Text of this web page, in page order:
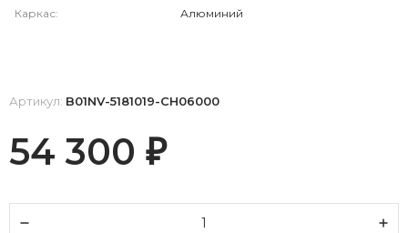
Каркас: Алюминий
Артикул: B01NV-5181019-CH06000
54 300 ₽